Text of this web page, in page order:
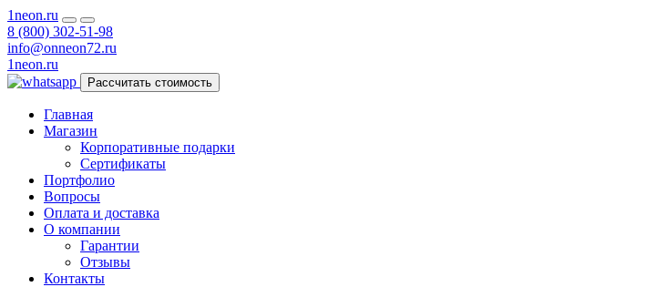
1neon.ru
8 (800) 302-51-98
info@onneon72.ru
1neon.ru
Рассчитать стоимость
Главная
Магазин
Корпоративные подарки
Сертификаты
Портфолио
Вопросы
Оплата и доставка
О компании
Гарантии
Отзывы
Контакты